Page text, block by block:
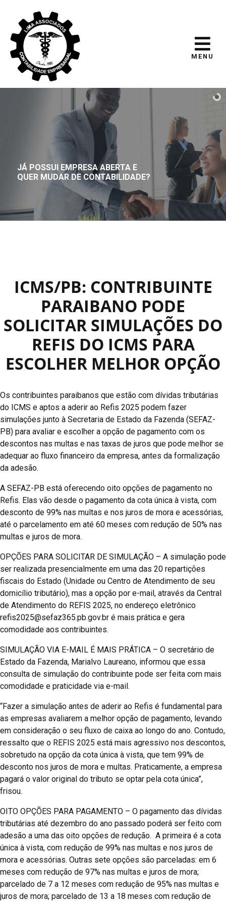
MENU
JÁ POSSUI EMPRESA ABERTA E
QUER MUDAR DE CONTABILIDADE?
ICMS/PB: CONTRIBUINTE
PARAIBANO PODE
SOLICITAR SIMULAÇÕES DO
REFIS DO ICMS PARA
ESCOLHER MELHOR OPÇÃO
Os contribuintes paraibanos que estão com dívidas tributárias
do ICMS e aptos a aderir ao Refis 2025 podem fazer
simulações junto à Secretaria de Estado da Fazenda (SEFAZ-
PB) para avaliar e escolher a opção de pagamento com os
descontos nas multas e nas taxas de juros que pode melhor se
adequar ao fluxo financeiro da empresa, antes da formalização
da adesão.
A SEFAZ-PB está oferecendo oito opções de pagamento no
Refis. Elas vão desde o pagamento da cota única à vista, com
desconto de 99% nas multas e nos juros de mora e acessórias,
até o parcelamento em até 60 meses com redução de 50% nas
multas e juros de mora.
OPÇÕES PARA SOLICITAR DE SIMULAÇÃO – A simulação pode
ser realizada presencialmente em uma das 20 repartições
fiscais do Estado (Unidade ou Centro de Atendimento de seu
domicílio tributário), mas a opção por e-mail, através da Central
de Atendimento do REFIS 2025, no endereço eletrônico
refis2025@sefaz365.pb.gov.br é mais prática e gera
comodidade aos contribuintes.
SIMULAÇÃO VIA E-MAIL É MAIS PRÁTICA – O secretário de
Estado da Fazenda, Marialvo Laureano, informou que essa
consulta de simulação do contribuinte pode ser feita com mais
comodidade e praticidade via e-mail.
“Fazer a simulação antes de aderir ao Refis é fundamental para
as empresas avaliarem a melhor opção de pagamento, levando
em consideração o seu fluxo de caixa ao longo do ano. Contudo,
ressalto que o REFIS 2025 está mais agressivo nos descontos,
sobretudo na opção da cota única à vista, que tem 99% de
desconto nos juros de mora e multas. Praticamente, a empresa
pagará o valor original do tributo se optar pela cota única”,
frisou.
OITO OPÇÕES PARA PAGAMENTO – O pagamento das dívidas
tributárias até dezembro do ano passado poderá ser feito com
adesão a uma das oito opções de redução. A primeira é a cota
única à vista, com redução de 99% nas multas e nos juros de
mora e acessórias. Outras sete opções são parceladas: em 6
meses com redução de 97% nas multas e juros de mora;
parcelado de 7 a 12 meses com redução de 95% nas multas e
juros de mora; parcelado de 13 a 18 meses com redução de